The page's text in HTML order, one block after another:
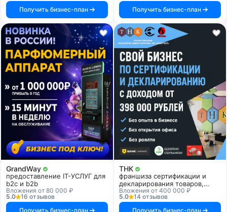
Получить бизнес-план
Получить бизнес-план
GrandWay
предоставление IT-УСЛУГ для
b2c и b2b
Вложения от 80 000 ₽
5.0
16 отзывов
Получить бизнес-план
ТНК
франшиза сертификации и
декларирования товаров,
продукции и услуг
Вложения от 400 000 ₽
5.0
14 отзывов
Получить бизнес-план